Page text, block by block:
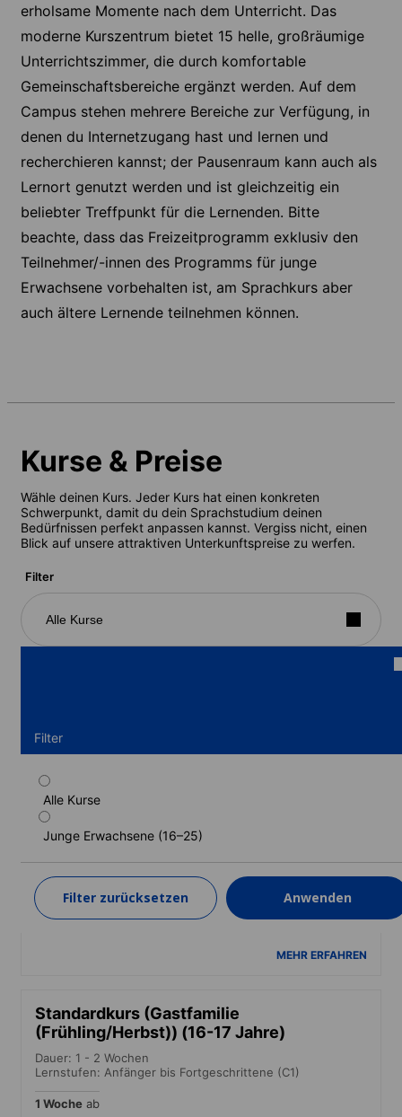
erholsame Momente nach dem Unterricht. Das
moderne Kurszentrum bietet 15 helle, großräumige
Unterrichtszimmer, die durch komfortable
Gemeinschaftsbereiche ergänzt werden. Auf dem
Campus stehen mehrere Bereiche zur Verfügung, in
denen du Internetzugang hast und lernen und
recherchieren kannst; der Pausenraum kann auch als
Lernort genutzt werden und ist gleichzeitig ein
beliebter Treffpunkt für die Lernenden. Bitte
beachte, dass das Freizeitprogramm exklusiv den
Teilnehmer/-innen des Programms für junge
Erwachsene vorbehalten ist, am Sprachkurs aber
auch ältere Lernende teilnehmen können.
Kurse & Preise
Wähle deinen Kurs. Jeder Kurs hat einen konkreten
Schwerpunkt, damit du dein Sprachstudium deinen
Bedürfnissen perfekt anpassen kannst. Vergiss nicht, einen
Blick auf unsere attraktiven Unterkunftspreise zu werfen.
Filter
Alle Kurse
Filter
Alle Kurse
Junge Erwachsene (16–25)
Filter zurücksetzen Anwenden
Standardkurs (Gastfamilie (Sommer)) (16-
17 Jahre)
1 Wocheab
960 EUR
MEHR ERFAHREN
Standardkurs (Gastfamilie
(Frühling/Herbst)) (16-17 Jahre)
Dauer: 1 - 2 Wochen
Lernstufen: Anfänger bis Fortgeschrittene (C1)
1 Woche ab